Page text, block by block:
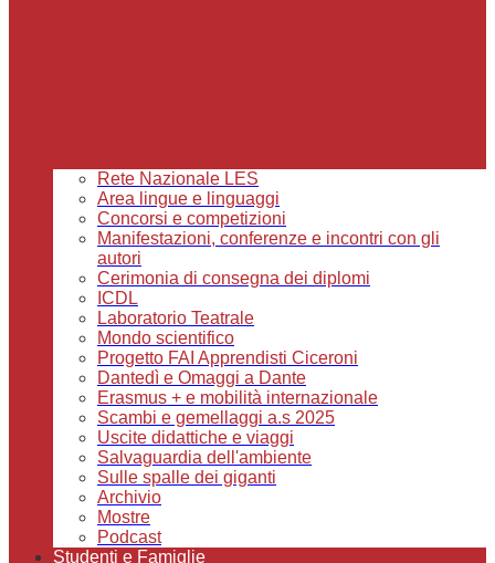
Rete Nazionale LES
Area lingue e linguaggi
Concorsi e competizioni
Manifestazioni, conferenze e incontri con gli
autori
Cerimonia di consegna dei diplomi
ICDL
Laboratorio Teatrale
Mondo scientifico
Progetto FAI Apprendisti Ciceroni
Dantedì e Omaggi a Dante
Erasmus + e mobilità internazionale
Scambi e gemellaggi a.s 2025
Uscite didattiche e viaggi
Salvaguardia dell'ambiente
Sulle spalle dei giganti
Archivio
Mostre
Podcast
Studenti e Famiglie